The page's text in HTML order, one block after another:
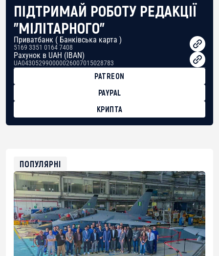
ПІДТРИМАЙ РОБОТУ РЕДАКЦІЇ
"МІЛІТАРНОГО"
Приватбанк ( Банківська карта )
5169 3351 0164 7408
Рахунок в UAH (IBAN)
UA043052990000026007015028783
PATREON
PAYPAL
КРИПТА
0xfD02863D3289416fcF50975c9DFda13623f97758
ПОПУЛЯРНІ